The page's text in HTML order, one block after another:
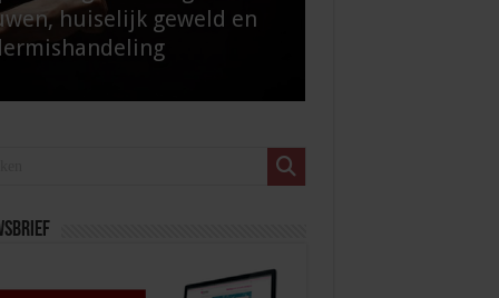
huiselijk geweld en